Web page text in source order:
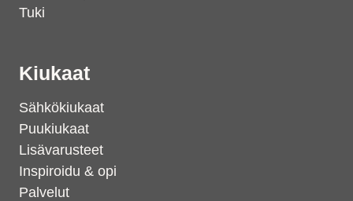
Tuki
Kiukaat
Sähkökiukaat
Puukiukaat
Lisävarusteet
Inspiroidu & opi
Palvelut